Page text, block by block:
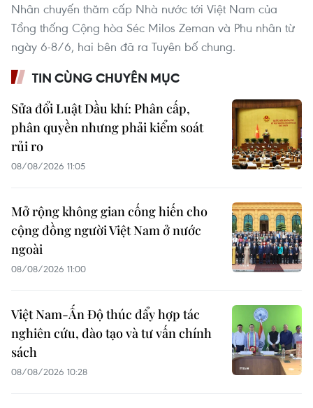
Nhân chuyến thăm cấp Nhà nước tới Việt Nam của
Tổng thống Cộng hòa Séc Milos Zeman và Phu nhân từ
ngày 6-8/6, hai bên đã ra Tuyên bố chung.
TIN CÙNG CHUYÊN MỤC
Sửa đổi Luật Dầu khí: Phân cấp,
phân quyền nhưng phải kiểm soát
rủi ro
08/08/2026 11:05
Mở rộng không gian cống hiến cho
cộng đồng người Việt Nam ở nước
ngoài
08/08/2026 11:00
Việt Nam-Ấn Độ thúc đẩy hợp tác
nghiên cứu, đào tạo và tư vấn chính
sách
08/08/2026 10:28